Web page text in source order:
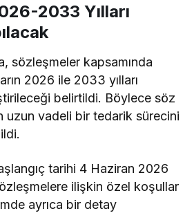
2033 Yılları
sözleşmeler kapsamında
2026 ile 2033 yılları
belirtildi. Böylece söz
uzun vadeli bir tedarik sürecini
tarihi 4 Haziran 2026
ilişkin özel koşullar
ayrıca bir detay